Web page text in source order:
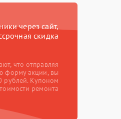
через сайт,
скидка
что отправляя
форму акции, вы
рублей. Купоном
ремонта